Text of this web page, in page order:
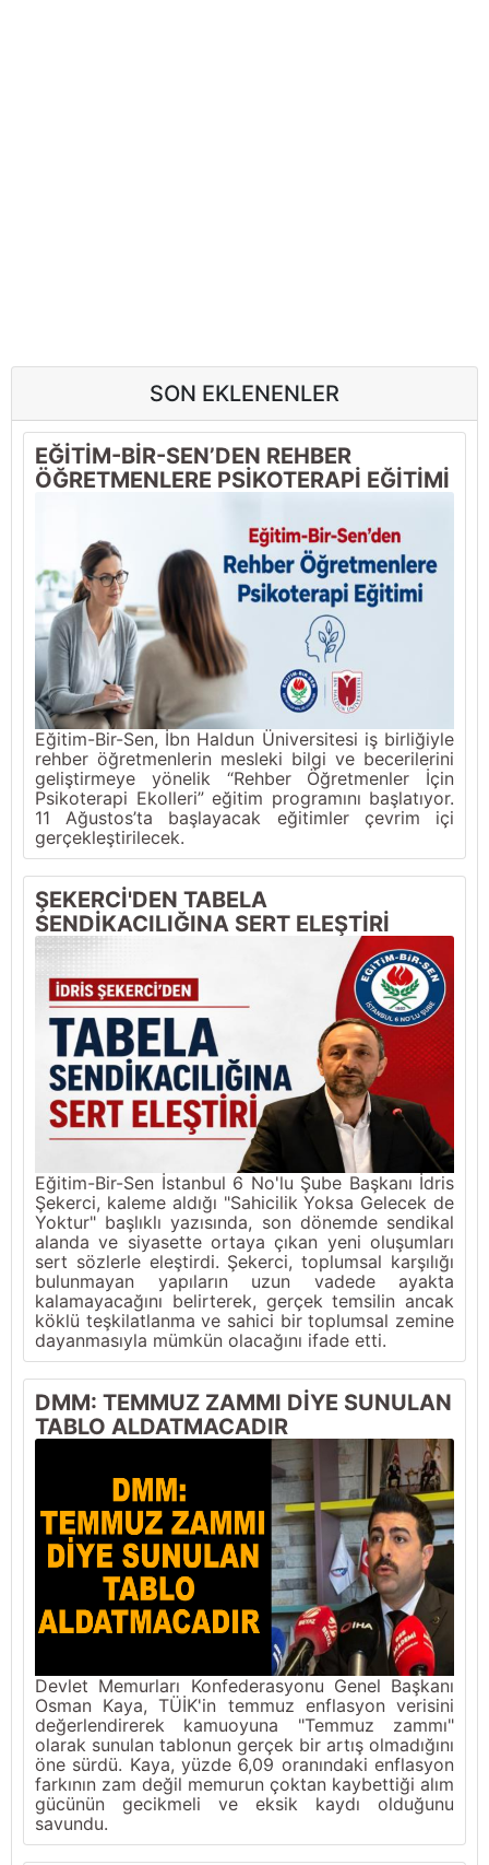
SON EKLENENLER
EĞİTİM-BİR-SEN’DEN REHBER
ÖĞRETMENLERE PSİKOTERAPİ EĞİTİMİ
Eğitim-Bir-Sen, İbn Haldun Üniversitesi iş birliğiyle
rehber öğretmenlerin mesleki bilgi ve becerilerini
geliştirmeye yönelik “Rehber Öğretmenler İçin
Psikoterapi Ekolleri” eğitim programını başlatıyor.
11 Ağustos’ta başlayacak eğitimler çevrim içi
gerçekleştirilecek.
ŞEKERCİ'DEN TABELA
SENDİKACILIĞINA SERT ELEŞTİRİ
Eğitim-Bir-Sen İstanbul 6 No'lu Şube Başkanı İdris
Şekerci, kaleme aldığı "Sahicilik Yoksa Gelecek de
Yoktur" başlıklı yazısında, son dönemde sendikal
alanda ve siyasette ortaya çıkan yeni oluşumları
sert sözlerle eleştirdi. Şekerci, toplumsal karşılığı
bulunmayan yapıların uzun vadede ayakta
kalamayacağını belirterek, gerçek temsilin ancak
köklü teşkilatlanma ve sahici bir toplumsal zemine
dayanmasıyla mümkün olacağını ifade etti.
DMM: TEMMUZ ZAMMI DİYE SUNULAN
TABLO ALDATMACADIR
Devlet Memurları Konfederasyonu Genel Başkanı
Osman Kaya, TÜİK'in temmuz enflasyon verisini
değerlendirerek kamuoyuna "Temmuz zammı"
olarak sunulan tablonun gerçek bir artış olmadığını
öne sürdü. Kaya, yüzde 6,09 oranındaki enflasyon
farkının zam değil memurun çoktan kaybettiği alım
gücünün gecikmeli ve eksik kaydı olduğunu
savundu.